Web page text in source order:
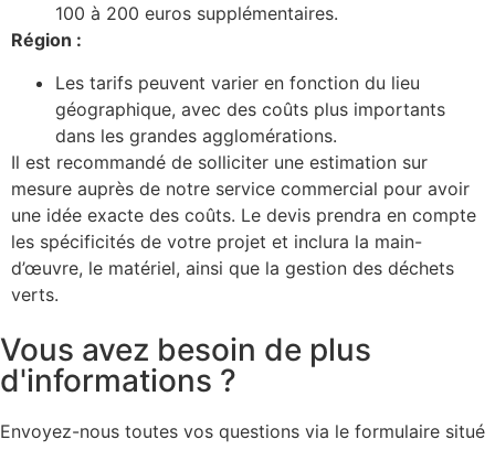
100 à 200 euros supplémentaires.
Région :
Les tarifs peuvent varier en fonction du lieu
géographique, avec des coûts plus importants
dans les grandes agglomérations.
Il est recommandé de solliciter une estimation sur
mesure auprès de notre service commercial pour avoir
une idée exacte des coûts. Le devis prendra en compte
les spécificités de votre projet et inclura la main-
d’œuvre, le matériel, ainsi que la gestion des déchets
verts.
Vous avez besoin de plus
d'informations ?
Envoyez-nous toutes vos questions via le formulaire situé